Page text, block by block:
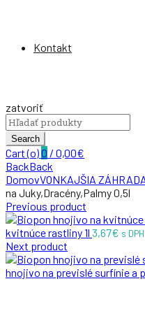
Kontakt
zatvoriť
Search
for:
Search
Cart (o)0 / 0,00€
BackBack
DomovVONKAJŠIA
na Juky,Dracény,Palmy 0,5l
Previous product
kvitnúce rastliny 1l 3,67€ s DPH
Next product
hnojivo na previslé surfínie a